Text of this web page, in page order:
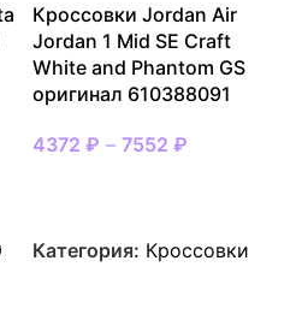
Кроссовки Jordan Air
Jordan 1 Mid SE Craft
White and Phantom GS
оригинал 610388091
4372 ₽ – 7552 ₽
Категория: Кроссовки